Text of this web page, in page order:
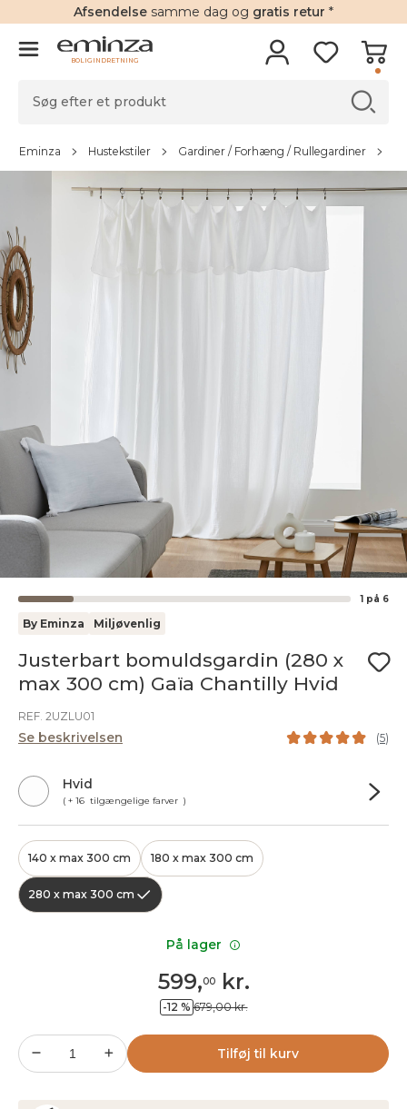
Afsendelse samme dag og gratis retur *
BOLIGINDRETNING
Eminza Hustekstiler Gardiner / Forhæng / Rullegardiner
1 på 6
By Eminza Miljøvenlig
Justerbart bomuldsgardin (280 x
max 300 cm) Gaïa Chantilly Hvid
REF. 2UZLU01
Se beskrivelsen (5)
Hvid
( + 16 tilgængelige farver )
140 x max 300 cm 180 x max 300 cm
280 x max 300 cm
599,00kr.
-12 % 679,00 kr.
Tilføj til kurv